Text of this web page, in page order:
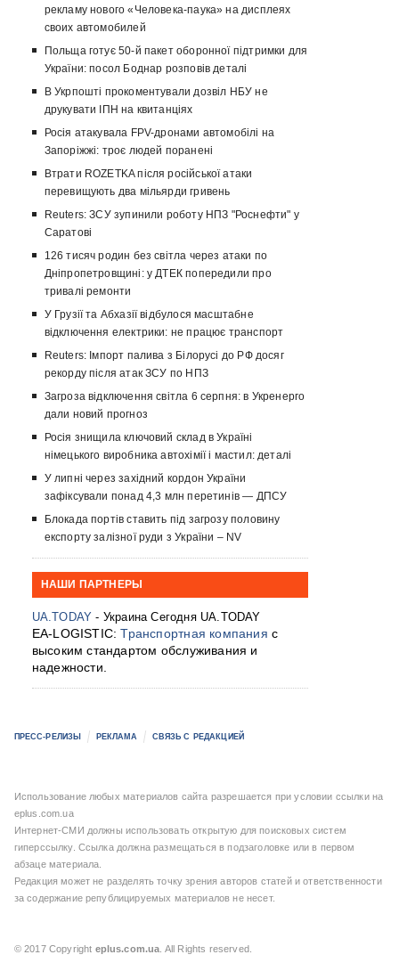
рекламу нового «Человека-паука» на дисплеях
своих автомобилей
Польща готує 50-й пакет оборонної підтримки для
України: посол Боднар розповів деталі
В Укрпошті прокоментували дозвіл НБУ не
друкувати ІПН на квитанціях
Росія атакувала FPV-дронами автомобілі на
Запоріжжі: троє людей поранені
Втрати ROZETKA після російської атаки
перевищують два мільярди гривень
Reuters: ЗСУ зупинили роботу НПЗ "Роснефти" у
Саратові
126 тисяч родин без світла через атаки по
Дніпропетровщині: у ДТЕК попередили про
тривалі ремонти
У Грузії та Абхазії відбулося масштабне
відключення електрики: не працює транспорт
Reuters: Імпорт палива з Білорусі до РФ досяг
рекорду після атак ЗСУ по НПЗ
Загроза відключення світла 6 серпня: в Укренерго
дали новий прогноз
Росія знищила ключовий склад в Україні
німецького виробника автохімії і мастил: деталі
У липні через західний кордон України
зафіксували понад 4,3 млн перетинів — ДПСУ
Блокада портів ставить під загрозу половину
експорту залізної руди з України – NV
НАШИ ПАРТНЕРЫ
UA.TODAY - Украина Сегодня UA.TODAY
EA-LOGISTIC:Транспортная компания с
высоким стандартом обслуживания и
надежности.
ПРЕСС-РЕЛИЗЫ РЕКЛАМА СВЯЗЬ С РЕДАКЦИЕЙ
Использование любых материалов сайта разрешается при условии ссылки на
eplus.com.ua
Интернет-СМИ должны использовать открытую для поисковых систем
гиперссылку. Ссылка должна размещаться в подзаголовке или в первом
абзаце материала.
Редакция может не разделять точку зрения авторов статей и ответственности
за содержание републицируемых материалов не несет.
© 2017 Copyright eplus.com.ua . All Rights reserved.